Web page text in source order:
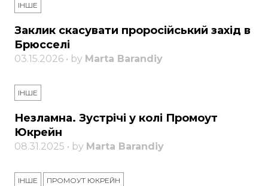
ІНШЕ
Заклик скасувати проросійський захід в
Брюсселі
03.15.2026 • by Marta Barandiy
ІНШЕ
Незламна. Зустрічі у колі Промоут
Юкрейн
08.31.2025 • by Marta Barandiy
ІНШЕ ПРОМОУТ ЮКРЕЙН